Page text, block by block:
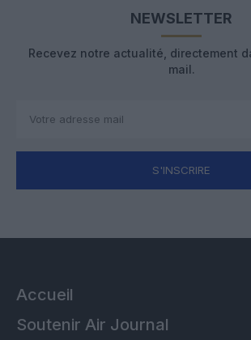
NEWSLETTER
Recevez notre actualité, directement
mail.
S'INSCRIRE
Accueil
Soutenir Air Journal